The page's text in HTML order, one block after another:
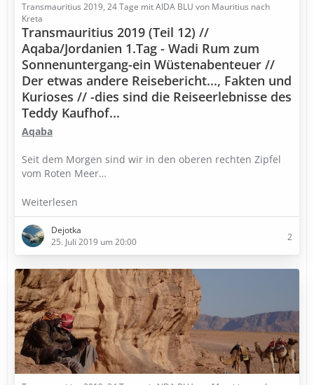
Transmauritius 2019, 24 Tage mit AIDA BLU von Mauritius nach
Kreta
Transmauritius 2019 (Teil 12) //
Aqaba/Jordanien 1.Tag - Wadi Rum zum
Sonnenuntergang-ein Wüstenabenteuer //
Der etwas andere Reisebericht..., Fakten und
Kurioses // -dies sind die Reiseerlebnisse des
Teddy Kaufhof...
Aqaba
Seit dem Morgen sind wir in den oberen rechten Zipfel
vom Roten Meer…
Weiterlesen
Dejotka
25. Juli 2019 um 20:00
2